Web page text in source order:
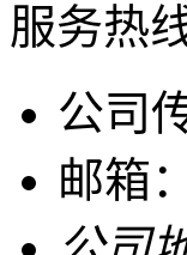
服务热线
公司
邮箱